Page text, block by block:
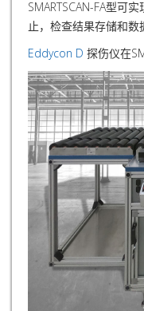
SMARTSCAN-FA型可
止，检查结果存储和数
Eddycon D 探伤仪在